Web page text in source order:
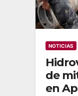
NOTICIAS
de
en